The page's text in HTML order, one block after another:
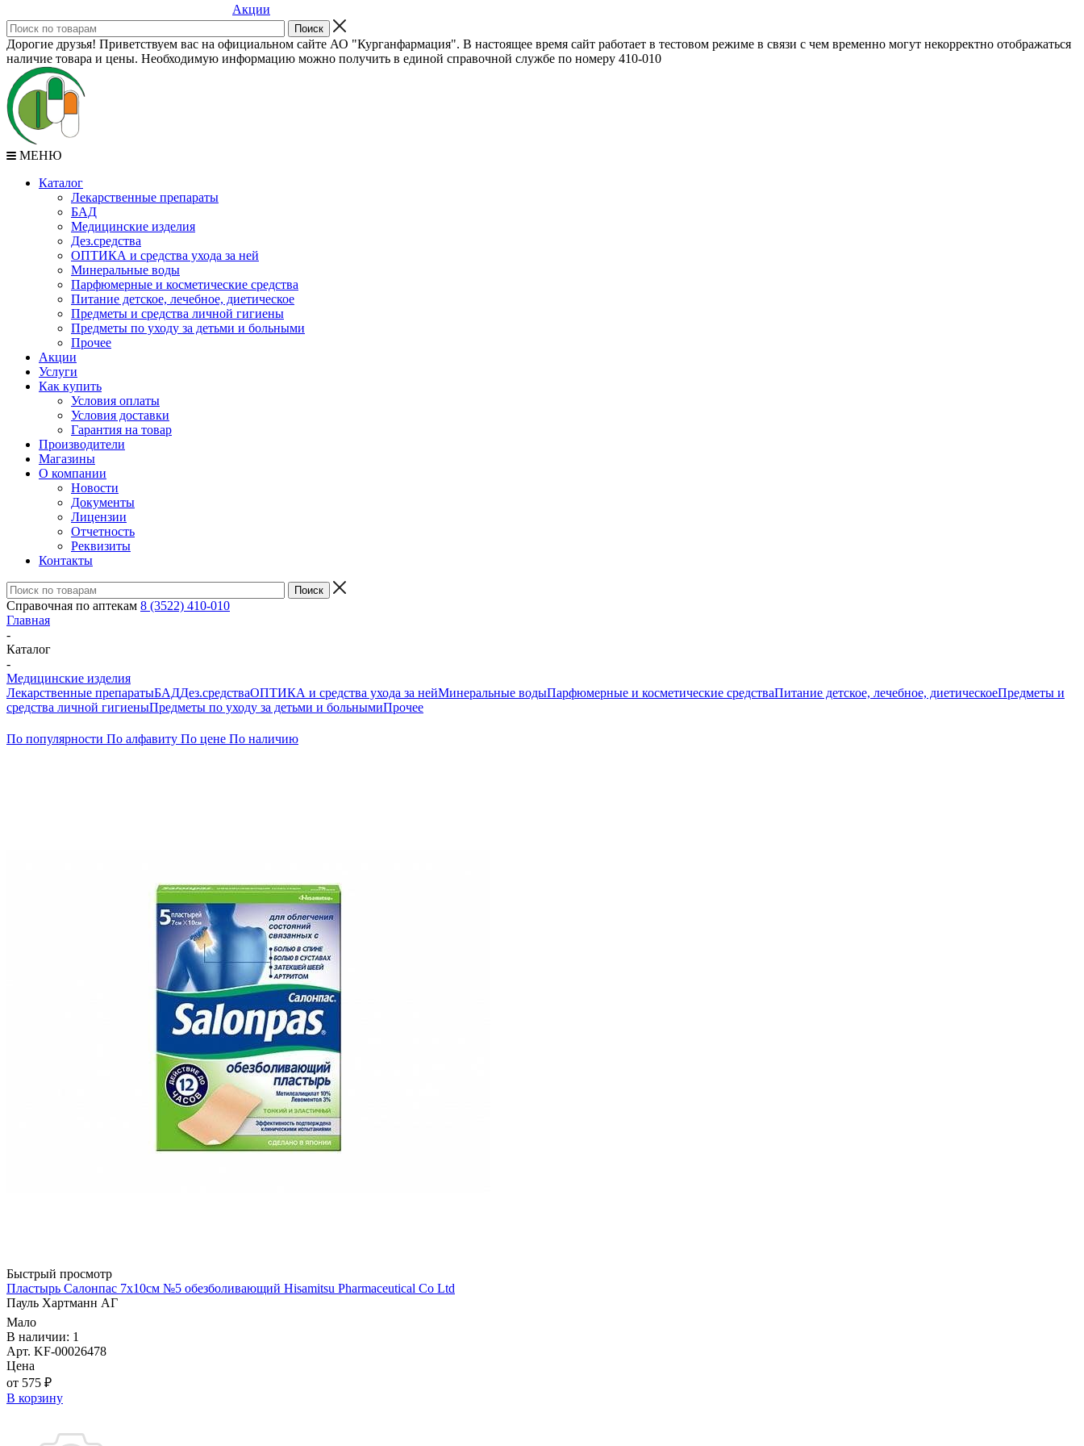
Акции
Дорогие друзья! Приветствуем вас на официальном сайте АО "Курганфармация". В настоящее время сайт работает в тестовом режиме в связи с чем временно могут некорректно отображаться
наличие товара и цены. Необходимую информацию можно получить в единой справочной службе по номеру 410-010
МЕНЮ
Каталог
Лекарственные препараты
БАД
Медицинские изделия
Дез.средства
ОПТИКА и средства ухода за ней
Минеральные воды
Парфюмерные и косметические средства
Питание детское, лечебное, диетическое
Предметы и средства личной гигиены
Предметы по уходу за детьми и больными
Прочее
Акции
Услуги
Как купить
Условия оплаты
Условия доставки
Гарантия на товар
Производители
Магазины
О компании
Новости
Документы
Лицензии
Отчетность
Реквизиты
Контакты
Справочная по аптекам 8 (3522) 410-010
Главная
-
Каталог
-
Медицинские изделия
Лекарственные препаратыБАДДез.средстваОПТИКА и средства ухода за нейМинеральные водыПарфюмерные и косметические средстваПитание детское, лечебное, диетическоеПредметы и
средства личной гигиеныПредметы по уходу за детьми и больнымиПрочее
По популярности По алфавиту По цене По наличию
Быстрый просмотр
Пластырь Салонпас 7х10см №5 обезболивающий Hisamitsu Pharmaceutical Co Ltd
Пауль Хартманн AГ
Мало
В наличии: 1
Арт. KF-00026478
Цена
от 575 ₽
В корзину